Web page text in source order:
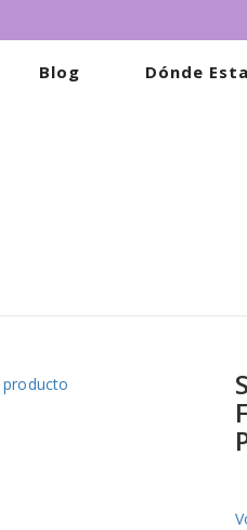
Blog Dónde